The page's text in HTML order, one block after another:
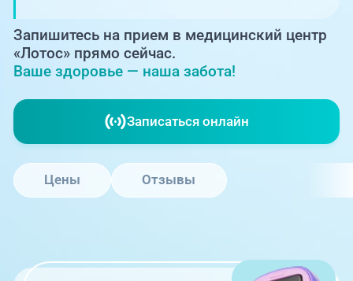
+7 (351) 220-00-03
Запишитесь на прием в медицинский центр
«Лотос» прямо сейчас.
Ваше здоровье — наша забота!
Записаться онлайн
Цены Отзывы